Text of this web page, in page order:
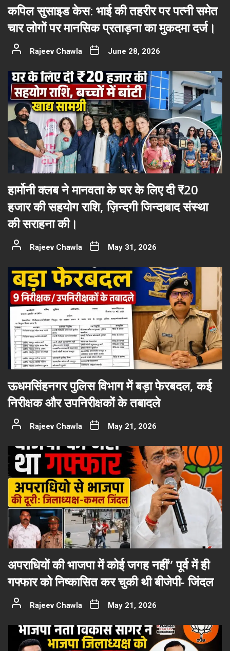
कपिल सुसाइड केस: भाई की तहरीर पर पत्नी समेत
चार लोगों पर मानसिक प्रताड़ना का मुकदमा दर्ज।
Rajeev Chawla June 28, 2026
हार्मोनी क्लब ने मानवता के घर के लिए दी ₹20
हजार की सहयोग राशि, ज़िन्दगी जिन्दाबाद संस्था
की सराहना की।
Rajeev Chawla May 31, 2026
ऊधमसिंहनगर पुलिस विभाग में बड़ा फेरबदल, कई
निरीक्षक और उपनिरीक्षकों के तबादले
Rajeev Chawla May 21, 2026
अपराधियों की भाजपा में कोई जगह नहीं” पूर्व में ही
गफ्फार को निष्कासित कर चुकी थी बीजेपी- जिंदल
Rajeev Chawla May 21, 2026